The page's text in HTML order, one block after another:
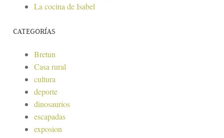
La cocina de Isabel
CATEGORÍAS
Bretun
Casa rural
cultura
deporte
dinosaurios
escapadas
exposion